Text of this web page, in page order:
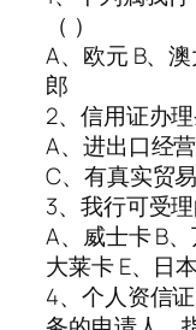
（ ）
A、欧元 B、
郎
2、信用证办理
A、进出口经
C、有真实贸
3、我行可受理
A、威士卡 B、
大莱卡 E、日
4、个人资信